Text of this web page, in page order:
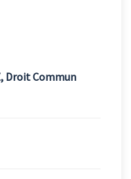
Droit Commun